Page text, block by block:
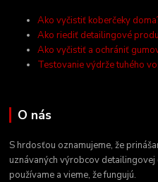
Ako vyčistiť koberčeky
Ako riediť detailingové
Ako vyčistiť a ochrániť
Testovanie výdrže tuhého
O nás
S hrdosťou oznamujeme, že
uznávaných výrobcov
používame a vieme, že fungujú.